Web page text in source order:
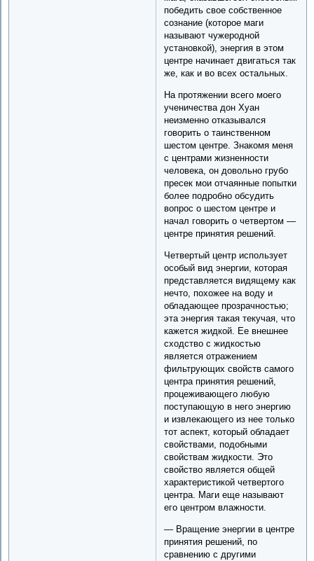
победить свое собственное
сознание (которое маги
называют чужеродной
установкой), энергия в этом
центре начинает двигаться так
же, как и во всех остальных.
На протяжении всего моего
ученичества дон Хуан
неизменно отказывался
говорить о таинственном
шестом центре. Знакомя меня
с центрами жизненности
человека, он довольно грубо
пресек мои отчаянные попытки
более подробно обсудить
вопрос о шестом центре и
начал говорить о четвертом —
центре принятия решений.
Четвертый центр использует
особый вид энергии, которая
представляется видящему как
нечто, похожее на воду и
обладающее прозрачностью;
эта энергия такая текучая, что
кажется жидкой. Ее внешнее
сходство с жидкостью
является отражением
фильтрующих свойств самого
центра принятия решений,
процеживающего любую
поступающую в него энергию
и извлекающего из нее только
тот аспект, который обладает
свойствами, подобными
свойствам жидкости. Это
свойство является общей
характеристикой четвертого
центра. Маги еще называют
его центром влажности.
— Вращение энергии в центре
принятия решений, по
сравнению с другими